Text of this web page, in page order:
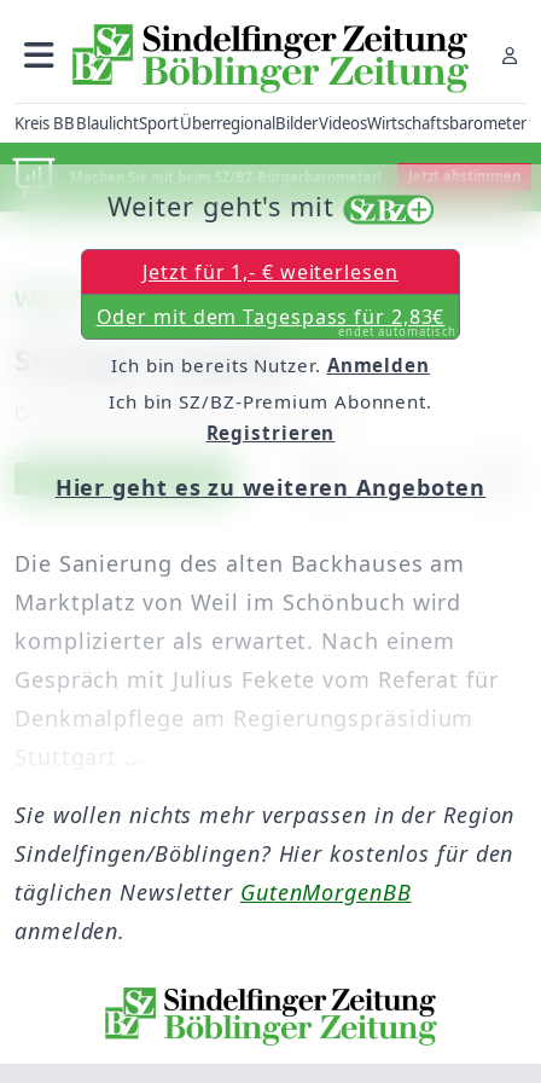
Kreis BBBlaulichtSportÜberregionalBilderVideosWirtschaftsbarometer
Machen Sie mit beim SZ/BZ-Bürgerbarometer! Jetzt abstimmen
Weil im Schönbuch
Strenge Vorgaben
Dienstag, 08. Mai 2012, 00:00 Uhr
Artikel vorlesen
Exklusiv für Abonnenten
Die Sanierung des alten Backhauses am
Marktplatz von Weil im Schönbuch wird
komplizierter als erwartet. Nach einem
Gespräch mit Julius Fekete vom Referat für
Denkmalpflege am Regierungspräsidium
Stuttgart ...
Weiter geht's mit
Jetzt für 1,- € weiterlesen
Oder mit dem Tagespass für 2,83€
endet automatisch
Ich bin bereits Nutzer. Anmelden
Ich bin SZ/BZ-Premium Abonnent.
Registrieren
Hier geht es zu weiteren Angeboten
Sie wollen nichts mehr verpassen in der Region
Sindelfingen/Böblingen? Hier kostenlos für den
täglichen Newsletter GutenMorgenBB
anmelden.